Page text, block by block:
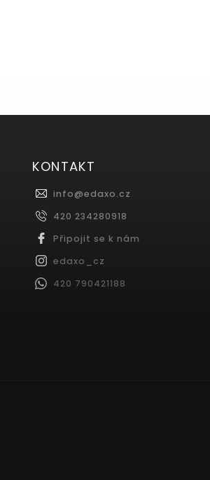
KONTAKT
info@edaxo.cz
420 234280918
Připojit se k nám
edaxo_cz
420 790421188